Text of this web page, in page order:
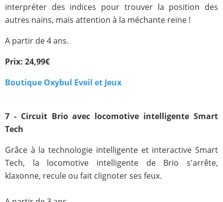
interpréter des indices pour trouver la position des
autres nains, mais attention à la méchante reine !
A partir de 4 ans.
Prix: 24,99€
Boutique Oxybul Eveil et Jeux
7 - Circuit Brio avec locomotive intelligente Smart
Tech
Grâce à la technologie intelligente et interactive Smart
Tech, la locomotive intelligente de Brio s'arrête,
klaxonne, recule ou fait clignoter ses feux.